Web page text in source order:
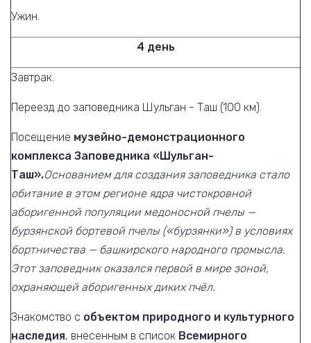
Ужин.
4 день
Завтрак.
Переезд до заповедника Шульган - Таш (100 км).
Посещение музейно-демонстрационного
комплекса Заповедника «Шульган-
Таш».Основанием для создания заповедника стало
обитание в этом регионе ядра чистокровной
аборигенной популяции медоносной пчелы —
бурзянской бортевой пчелы («бурзянки») в условиях
бортничества — башкирского народного промысла.
Этот заповедник оказался первой в мире зоной,
охраняющей аборигенных диких пчёл.
Знакомство с объектом природного и культурного
наследия, внесенным в список Всемирного